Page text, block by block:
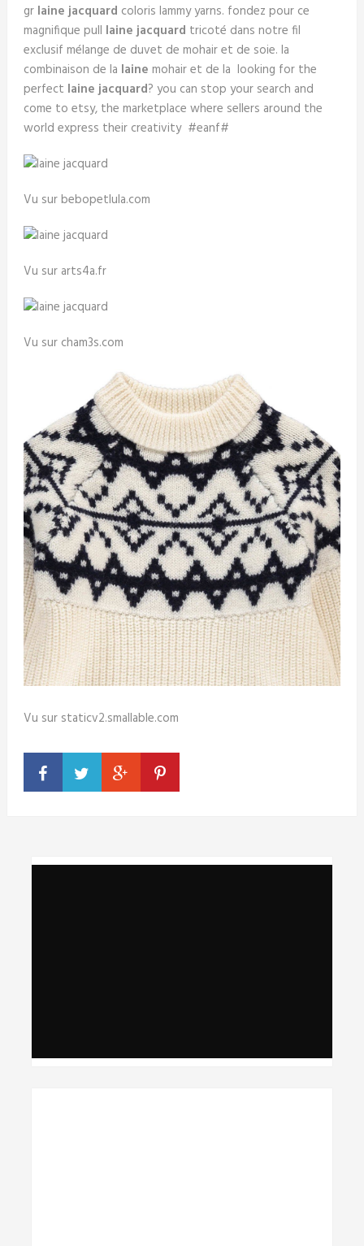
gr laine jacquard coloris lammy yarns. fondez pour ce
magnifique pull laine jacquard tricoté dans notre fil
exclusif mélange de duvet de mohair et de soie. la
combinaison de la laine mohair et de la looking for the
perfect laine jacquard? you can stop your search and
come to etsy, the marketplace where sellers around the
world express their creativity #eanf#
Vu sur bebopetlula.com
Vu sur arts4a.fr
Vu sur cham3s.com
Vu sur staticv2.smallable.com